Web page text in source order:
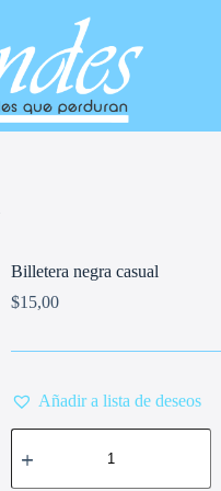
Billetera negra casual
$15,00
Añadir a lista de deseos
Billetera
negra